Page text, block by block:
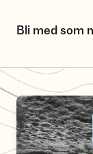
Bli med som
Les Thomas'